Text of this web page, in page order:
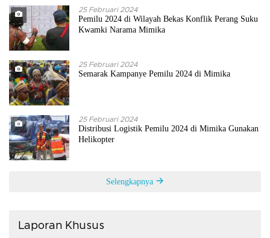
25 Februari 2024
Pemilu 2024 di Wilayah Bekas Konflik Perang Suku
Kwamki Narama Mimika
25 Februari 2024
Semarak Kampanye Pemilu 2024 di Mimika
25 Februari 2024
Distribusi Logistik Pemilu 2024 di Mimika Gunakan
Helikopter
Selengkapnya
Laporan Khusus